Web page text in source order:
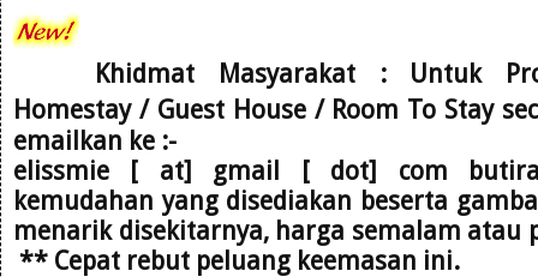
Khidmat Masyarakat : Untuk
Homestay / Guest House / Room To Stay
emailkan ke :-
elissmie [ at] gmail [ dot] com
kemudahan yang disediakan beserta
menarik disekitarnya, harga semalam atau
** Cepat rebut peluang keemasan ini.